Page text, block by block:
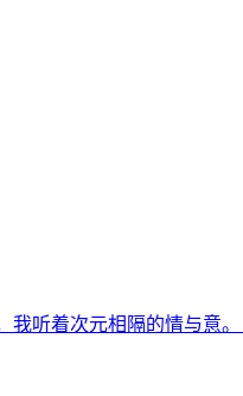
我听着次元相隔的情与意